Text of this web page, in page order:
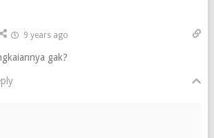
9 years ago
gak?